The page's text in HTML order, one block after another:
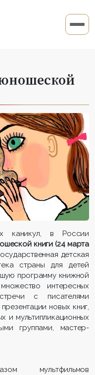
каникул, в России
книги (24 марта
детская
страны для детей
программу книжной
интересных
с писателями
новых книг,
и мультипликационных
группами, мастер-
мультфильмов